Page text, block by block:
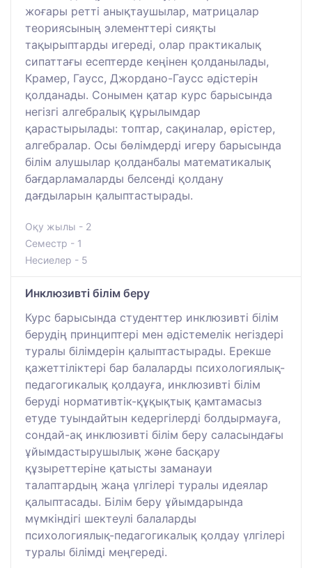
жоғары ретті анықтаушылар, матрицалар
теориясының элементтері сияқты
тақырыптарды игереді, олар практикалық
сипаттағы есептерде кеңінен қолданылады,
Крамер, Гаусс, Джордано-Гаусс әдістерін
қолданады. Сонымен қатар курс барысында
негізгі алгебралық құрылымдар
қарастырылады: топтар, сақиналар, өрістер,
алгебралар. Осы бөлімдерді игеру барысында
білім алушылар қолданбалы математикалық
бағдарламаларды белсенді қолдану
дағдыларын қалыптастырады.
Оқу жылы - 2
Семестр - 1
Несиелер - 5
Инклюзивті білім беру
Курс барысында студенттер инклюзивті білім
берудің принциптері мен әдістемелік негіздері
туралы білімдерін қалыптастырады. Ерекше
қажеттіліктері бар балаларды психологиялық-
педагогикалық қолдауға, инклюзивті білім
беруді нормативтік-құқықтық қамтамасыз
етуде туындайтын кедергілерді болдырмауға,
сондай-ақ инклюзивті білім беру саласындағы
ұйымдастырушылық және басқару
құзыреттеріне қатысты заманауи
талаптардың жаңа үлгілері туралы идеялар
қалыптасады. Білім беру ұйымдарында
мүмкіндігі шектеулі балаларды
психологиялық-педагогикалық қолдау үлгілері
туралы білімді меңгереді.